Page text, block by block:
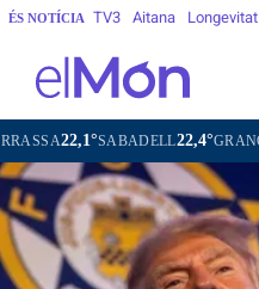
ÉS NOTÍCIA TV3 Aitana Longevitat
22,4°GRANOLLERS21,0°